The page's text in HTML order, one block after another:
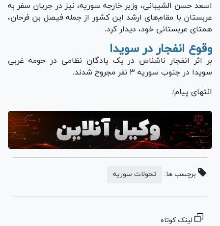
اسعد حسن الشیبانی، وزیر خارجه سوریه، نیز در جریان سفر به
عربستان با مقام‌های ارشد این کشور از جمله فیصل بن فرحان،
همتای عربستانی خود، دیدار کرد.
وقوع انفجار در سویدا
بر اثر انفجار ناشناس در یک پادگان نظامی در حومه غربی
سویدا در جنوب سوریه ۳ نفر مجروح شدند.
انتهای پیام/
برچسب ها: تحولات سوریه
لینک کوتاه